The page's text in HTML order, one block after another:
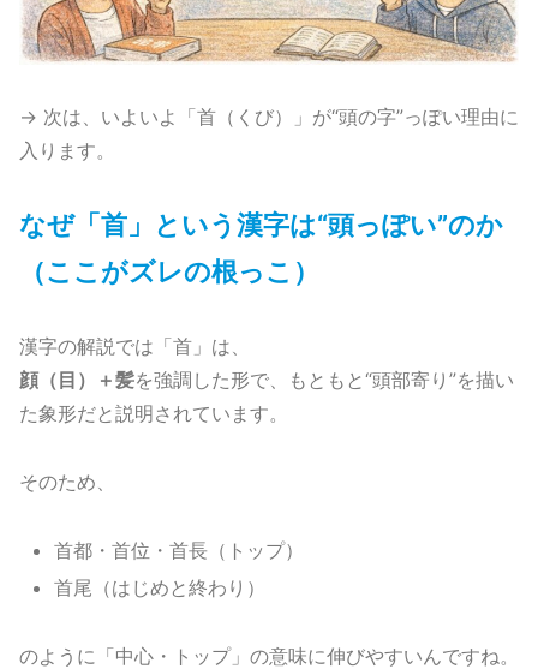
→ 次は、いよいよ「首（くび）」が“頭の字”っぽい理由に
入ります。
なぜ「首」という漢字は“頭っぽい”のか
（ここがズレの根っこ）
漢字の解説では「首」は、
顔（目）＋髪を強調した形で、もともと“頭部寄り”を描い
た象形だと説明されています。
そのため、
首都・首位・首長（トップ）
首尾（はじめと終わり）
のように「中心・トップ」の意味に伸びやすいんですね。